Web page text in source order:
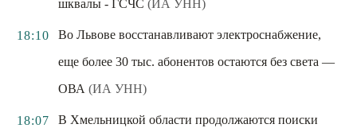
шквалы - ГСЧС (ИА УНН)
18:10
Во Львове восстанавливают электроснабжение,
еще более 30 тыс. абонентов остаются без света —
ОВА (ИА УНН)
18:07
В Хмельницкой области продолжаются поиски